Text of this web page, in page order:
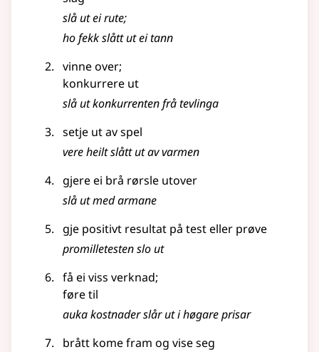
slå ut ei rute;
ho fekk slått ut ei tann
vinne over;
konkurrere ut
slå ut konkurrenten frå tevlinga
setje ut av spel
vere heilt slått ut av varmen
gjere ei brå rørsle utover
slå ut med armane
gje positivt resultat på test eller prøve
promilletesten slo ut
få ei viss verknad;
føre til
auka kostnader slår ut i høgare prisar
brått kome fram og vise seg